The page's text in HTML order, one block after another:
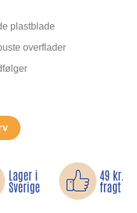
plastblade
overflader
og genstridige rester antal